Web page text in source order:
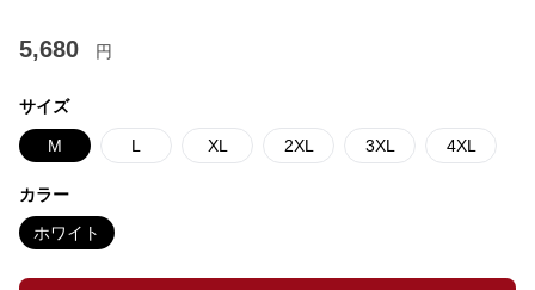
5,680 円
サイズ
M L XL 2XL 3XL 4XL
カラー
ホワイト